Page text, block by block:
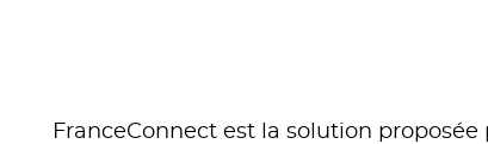
FranceConnect est la solution proposée